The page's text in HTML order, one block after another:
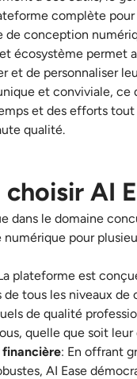
complète pour
de conception
écosystème permet
et de personnaliser
et conviviale, ce
et des efforts
qualité.
AI
dans le domaine
pour
plateforme est
de tous les niveaux
de qualité
quelle que soit leur
: En offrant
AI Ease